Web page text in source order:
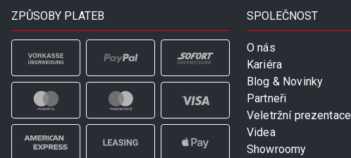
ZPŮSOBY PLATEB SPOLEČNOST
O nás
Kariéra
Blog & Novinky
Partneři
Veletržní prezentace
Videa
Showroomy